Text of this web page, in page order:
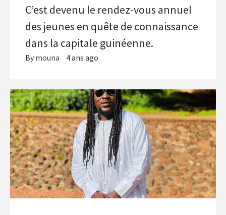
C’est devenu le rendez-vous annuel
des jeunes en quête de connaissance
dans la capitale guinéenne.
By mouna 4 ans ago